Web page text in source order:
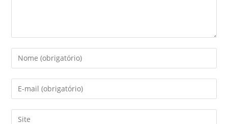
Digite
seu
nome
ou
de
Digite
seu
endereço
Digite